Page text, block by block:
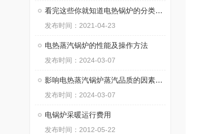
看完这些你就知道电热锅炉的分类有哪些了
发布时间：2021-04-23
电热蒸汽锅炉的性能及操作方法
发布时间：2024-03-07
影响电热蒸汽锅炉蒸汽品质的因素有哪些?
发布时间：2024-03-07
电锅炉采暖运行费用
发布时间：2012-05-22